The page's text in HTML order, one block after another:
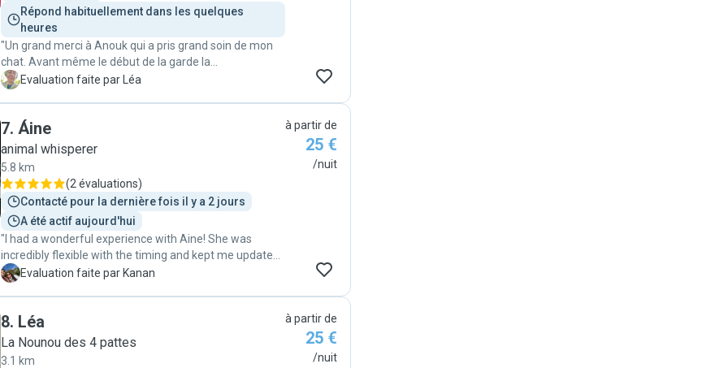
Répond habituellement dans les quelques
heures
"Un grand merci à Anouk qui a pris grand soin de mon
chat. Avant même le début de la garde la
communication a été hyper claire et facile et Anouk
voulait même plus partir à la fin de séjour 😉 Je
recommande Anouk les yeux fermés et je n'hésiterai
pas à faire à nouveau appel à elle. "
L Evaluation faite par Léa
7. Áine
animal whisperer
5.8 km
(2 évaluations)
Contacté pour la dernière fois il y a 2 jours
A été actif aujourd'hui
"I had a wonderful experience with Aine! She was
incredibly flexible with the timing and kept me updated
throughout the day with plenty of photos and
recommend her to anyone looking for a reliable and
kind sitter!"
K Evaluation faite par Kanan
à partir de
25 €
/nuit
8. Léa
La Nounou des 4 pattes
3.1 km
à partir de
25 €
/nuit